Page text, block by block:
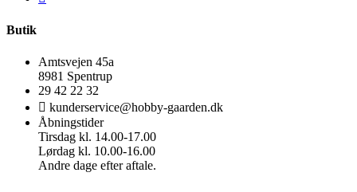
Butik
Amtsvejen 45a
8981 Spentrup
29 42 22 32
kunderservice@hobby-gaarden.dk
Åbningstider
Tirsdag kl. 14.00-17.00
Lørdag kl. 10.00-16.00
Andre dage efter aftale.